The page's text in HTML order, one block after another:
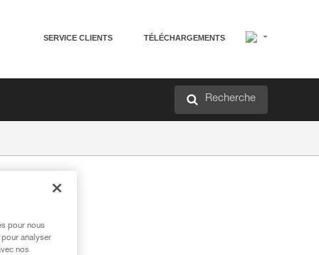
SERVICE CLIENTS TÉLÉCHARGEMENTS
Recherche
pour nous
analyser
nos